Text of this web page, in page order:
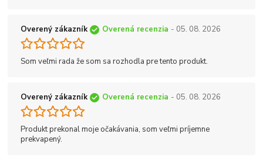
Overený zákazník Overená recenzia - 05. 08. 2026
Som veľmi rada že som sa rozhodla pre tento produkt.
Overený zákazník Overená recenzia - 05. 08. 2026
Produkt prekonal moje očakávania, som veľmi príjemne
prekvapený.